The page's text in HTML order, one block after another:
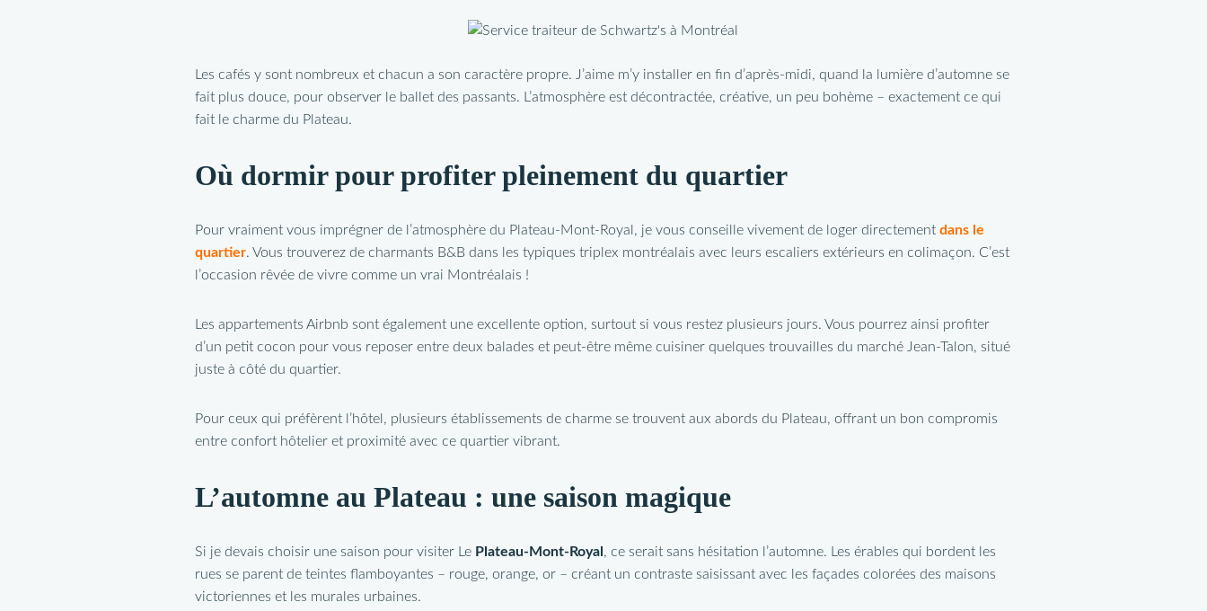
Les cafés y sont nombreux et chacun a son caractère propre. J’aime m’y installer en fin d’après-midi, quand la lumière d’automne se
fait plus douce, pour observer le ballet des passants. L’atmosphère est décontractée, créative, un peu bohème – exactement ce qui
fait le charme du Plateau.
Où dormir pour profiter pleinement du quartier
Pour vraiment vous imprégner de l’atmosphère du Plateau-Mont-Royal, je vous conseille vivement de loger directement dans le
quartier. Vous trouverez de charmants B&B dans les typiques triplex montréalais avec leurs escaliers extérieurs en colimaçon. C’est
l’occasion rêvée de vivre comme un vrai Montréalais !
Les appartements Airbnb sont également une excellente option, surtout si vous restez plusieurs jours. Vous pourrez ainsi profiter
d’un petit cocon pour vous reposer entre deux balades et peut-être même cuisiner quelques trouvailles du marché Jean-Talon, situé
juste à côté du quartier.
Pour ceux qui préfèrent l’hôtel, plusieurs établissements de charme se trouvent aux abords du Plateau, offrant un bon compromis
entre confort hôtelier et proximité avec ce quartier vibrant.
L’automne au Plateau : une saison magique
Si je devais choisir une saison pour visiter Le Plateau-Mont-Royal , ce serait sans hésitation l’automne. Les érables qui bordent les
rues se parent de teintes flamboyantes – rouge, orange, or – créant un contraste saisissant avec les façades colorées des maisons
victoriennes et les murales urbaines.